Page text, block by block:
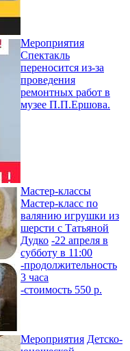
Мероприятия
Спектакль
переносится из-за
проведения
ремонтных работ в
музее П.П.Ершова.
Мастер-классы
Мастер-класс по
валянию игрушки из
шерсти с Татьяной
Дудко -22 апреля в
субботу в 11:00
-продолжительность
3 часа
-стоимость 550 р.
Мероприятия Детско-